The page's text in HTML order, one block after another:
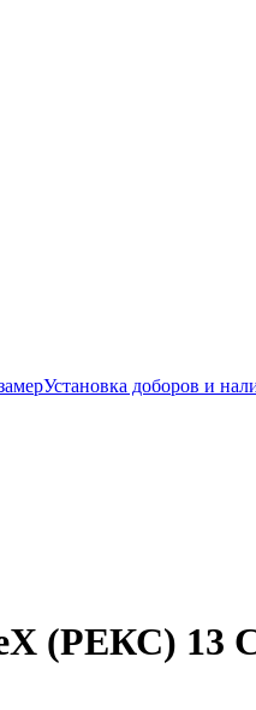
Установка доборов и
(РЕКС)